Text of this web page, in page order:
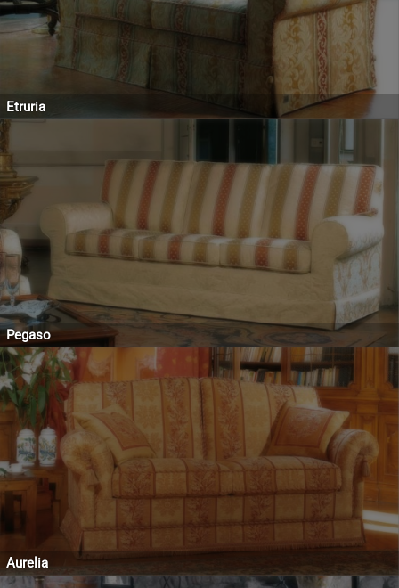
Etruria
Pegaso
Aurelia